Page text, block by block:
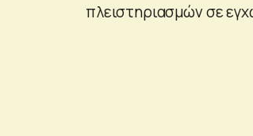
πλειστηριασμών σε